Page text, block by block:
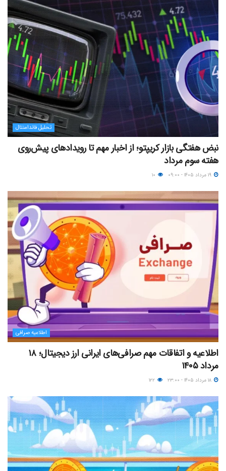
تحلیل فاندامنتال
نبض هفتگی بازار کریپتو؛ از اخبار مهم تا رویدادهای پیش‌روی
هفته سوم مرداد
اطلاعیه صرافی
اطلاعیه و اتفاقات مهم صرافی‌های ایرانی ارز دیجیتال؛ ۱۸
مرداد ۱۴۰۵